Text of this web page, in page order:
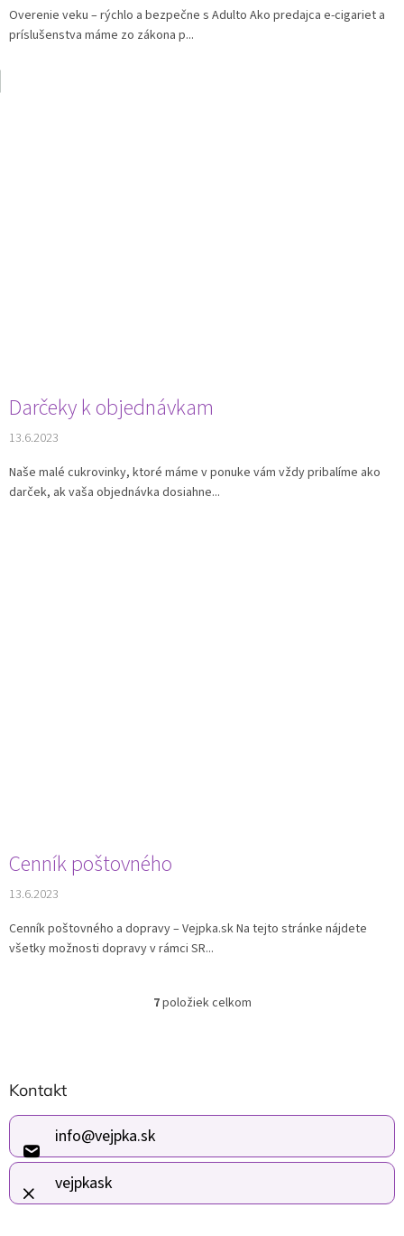
Overenie veku – rýchlo a bezpečne s Adulto Ako predajca e-cigariet a
príslušenstva máme zo zákona p...
Darčeky k objednávkam
13.6.2023
Naše malé cukrovinky, ktoré máme v ponuke vám vždy pribalíme ako
darček, ak vaša objednávka dosiahne...
Cenník poštovného
13.6.2023
Cenník poštovného a dopravy – Vejpka.sk Na tejto stránke nájdete
všetky možnosti dopravy v rámci SR...
O
c
p
v
7položiek celkom
á
p
t
i
e
Kontakt
info@vejpka.sk
vejpkask